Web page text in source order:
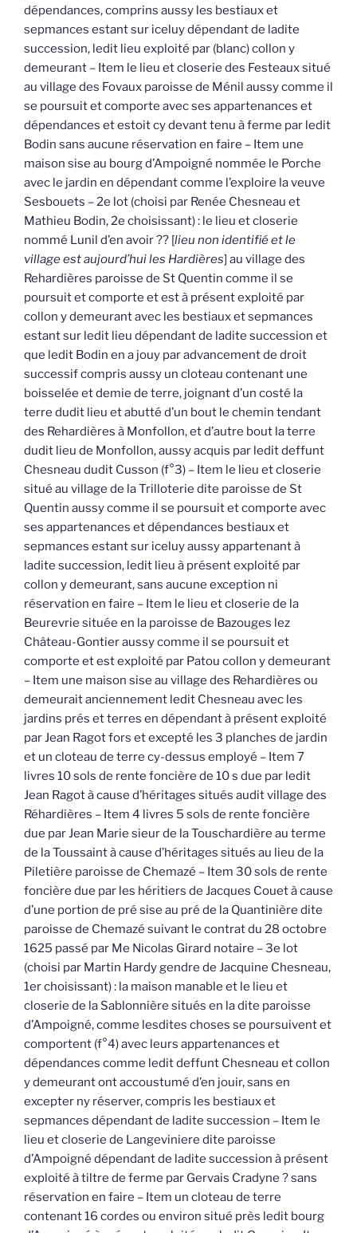
dépendances, comprins aussy les bestiaux et
sepmances estant sur iceluy dépendant de ladite
succession, ledit lieu exploité par (blanc) collon y
demeurant – Item le lieu et closerie des Festeaux situé
au village des Fovaux paroisse de Ménil aussy comme il
se poursuit et comporte avec ses appartenances et
dépendances et estoit cy devant tenu à ferme par ledit
Bodin sans aucune réservation en faire – Item une
maison sise au bourg d’Ampoigné nommée le Porche
avec le jardin en dépendant comme l’exploire la veuve
Sesbouets – 2e lot (choisi par Renée Chesneau et
Mathieu Bodin, 2e choisissant) : le lieu et closerie
nommé Lunil d’en avoir ?? [lieu non identifié et le
village est aujourd’hui les Hardières] au village des
Rehardières paroisse de St Quentin comme il se
poursuit et comporte et est à présent exploité par
collon y demeurant avec les bestiaux et sepmances
estant sur ledit lieu dépendant de ladite succession et
que ledit Bodin en a jouy par advancement de droit
successif compris aussy un cloteau contenant une
boisselée et demie de terre, joignant d’un costé la
terre dudit lieu et abutté d’un bout le chemin tendant
des Rehardières à Monfollon, et d’autre bout la terre
dudit lieu de Monfollon, aussy acquis par ledit deffunt
Chesneau dudit Cusson (f°3) – Item le lieu et closerie
situé au village de la Trilloterie dite paroisse de St
Quentin aussy comme il se poursuit et comporte avec
ses appartenances et dépendances bestiaux et
sepmances estant sur iceluy aussy appartenant à
ladite succession, ledit lieu à présent exploité par
collon y demeurant, sans aucune exception ni
réservation en faire – Item le lieu et closerie de la
Beurevrie située en la paroisse de Bazouges lez
Château-Gontier aussy comme il se poursuit et
comporte et est exploité par Patou collon y demeurant
– Item une maison sise au village des Rehardières ou
demeurait anciennement ledit Chesneau avec les
jardins prés et terres en dépendant à présent exploité
par Jean Ragot fors et excepté les 3 planches de jardin
et un cloteau de terre cy-dessus employé – Item 7
livres 10 sols de rente foncière de 10 s due par ledit
Jean Ragot à cause d’héritages situés audit village des
Réhardières – Item 4 livres 5 sols de rente foncière
due par Jean Marie sieur de la Touschardière au terme
de la Toussaint à cause d’héritages situés au lieu de la
Piletière paroisse de Chemazé – Item 30 sols de rente
foncière due par les héritiers de Jacques Couet à cause
d’une portion de pré sise au pré de la Quantinière dite
paroisse de Chemazé suivant le contrat du 28 octobre
1625 passé par Me Nicolas Girard notaire – 3e lot
(choisi par Martin Hardy gendre de Jacquine Chesneau,
1er choisissant) : la maison manable et le lieu et
closerie de la Sablonnière situés en la dite paroisse
d’Ampoigné, comme lesdites choses se poursuivent et
comportent (f°4) avec leurs appartenances et
dépendances comme ledit deffunt Chesneau et collon
y demeurant ont accoustumé d’en jouir, sans en
excepter ny réserver, compris les bestiaux et
sepmances dépendant de ladite succession – Item le
lieu et closerie de Langeviniere dite paroisse
d’Ampoigné dépendant de ladite succession à présent
exploité à tiltre de ferme par Gervais Cradyne ? sans
réservation en faire – Item un cloteau de terre
contenant 16 cordes ou environ situé près ledit bourg